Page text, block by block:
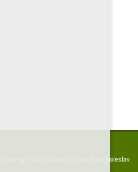
© Copyright 2026 Základní škola Stará Boleslav